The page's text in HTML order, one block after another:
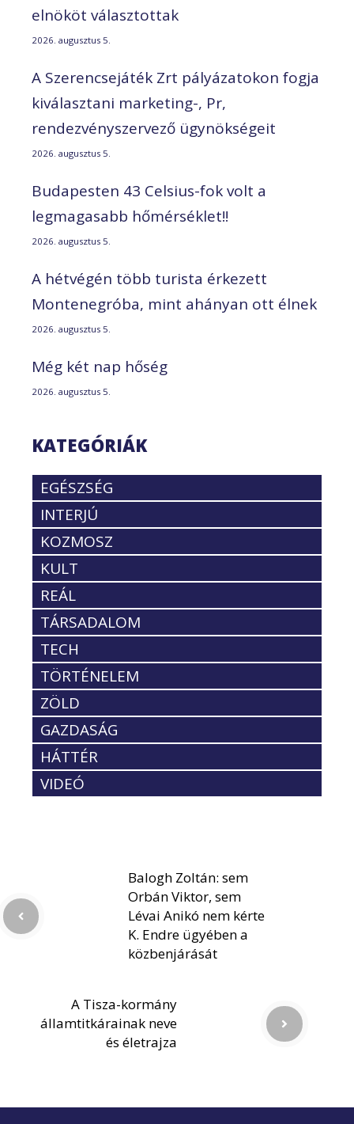
elnököt választottak
2026. augusztus 5.
A Szerencsejáték Zrt pályázatokon fogja
kiválasztani marketing-, Pr,
rendezvényszervező ügynökségeit
2026. augusztus 5.
Budapesten 43 Celsius-fok volt a
legmagasabb hőmérséklet!!
2026. augusztus 5.
A hétvégén több turista érkezett
Montenegróba, mint ahányan ott élnek
2026. augusztus 5.
Még két nap hőség
2026. augusztus 5.
KATEGÓRIÁK
EGÉSZSÉG
INTERJÚ
KOZMOSZ
KULT
REÁL
TÁRSADALOM
TECH
TÖRTÉNELEM
ZÖLD
GAZDASÁG
HÁTTÉR
VIDEÓ
Balogh Zoltán: sem
Orbán Viktor, sem
Lévai Anikó nem kérte
K. Endre ügyében a
közbenjárását
A Tisza-kormány
államtitkárainak neve
és életrajza